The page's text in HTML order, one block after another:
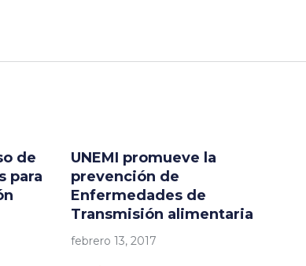
de
para
UNEMI promueve la
prevención de
Enfermedades de
Transmisión alimentaria
febrero 13, 2017